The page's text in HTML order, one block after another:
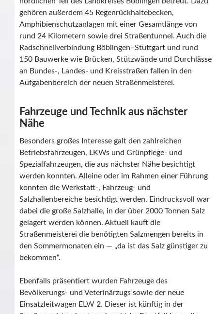
gehören außerdem 45 Regenrückhaltebecken,
Amphibienschutzanlagen mit einer Gesamtlänge von
rund 24 Kilometern sowie drei Straßentunnel. Auch die
Radschnellverbindung Böblingen–Stuttgart und rund
150 Bauwerke wie Brücken, Stützwände und Durchlässe
an Bundes-, Landes- und Kreisstraßen fallen in den
Aufgabenbereich der neuen Straßenmeisterei.
Fahrzeuge und Technik aus nächster
Nähe
Besonders großes Interesse galt den zahlreichen
Betriebsfahrzeugen, LKWs und Grünpflege- und
Spezialfahrzeugen, die aus nächster Nähe besichtigt
werden konnten. Alleine oder im Rahmen einer Führung
konnten die Werkstatt-, Fahrzeug- und
Salzhallenbereiche besichtigt werden. Eindrucksvoll war
dabei die große Salzhalle, in der über 2000 Tonnen Salz
gelagert werden können. Aktuell kauft die
Straßenmeisterei die benötigten Salzmengen bereits in
den Sommermonaten ein — „da ist das Salz günstiger zu
bekommen“.
Ebenfalls präsentiert wurden Fahrzeuge des
Bevölkerungs- und Veterinärzugs sowie der neue
Einsatzleitwagen ELW 2. Dieser ist künftig in der